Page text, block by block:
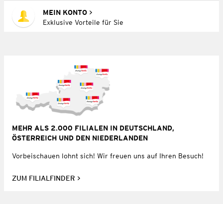
MEIN KONTO
Exklusive Vorteile für Sie
MEHR ALS 2.000 FILIALEN IN DEUTSCHLAND,
ÖSTERREICH UND DEN NIEDERLANDEN
Vorbeischauen lohnt sich! Wir freuen uns auf Ihren Besuch!
ZUM FILIALFINDER